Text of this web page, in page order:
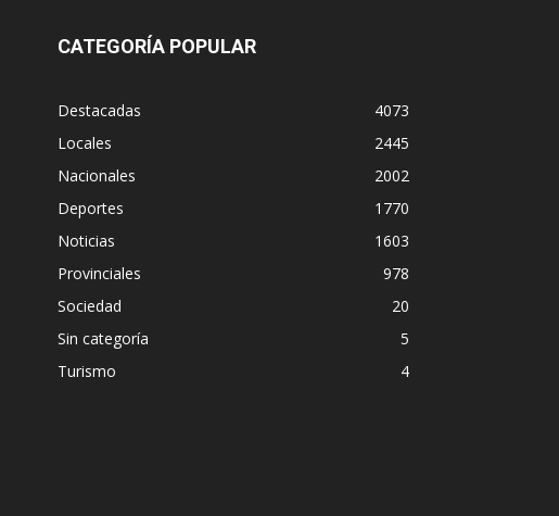
CATEGORÍA POPULAR
Destacadas
4073
Locales
2445
Nacionales
2002
Deportes
1770
Noticias
1603
Provinciales
978
Sociedad
20
Sin categoría
5
Turismo
4